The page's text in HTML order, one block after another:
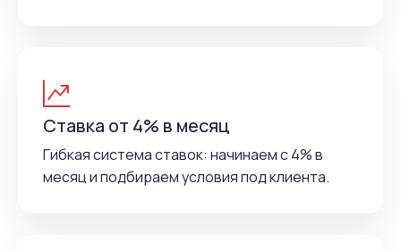
Ставка от 4% в месяц
Гибкая система ставок: начинаем с 4% в
месяц и подбираем условия под клиента.